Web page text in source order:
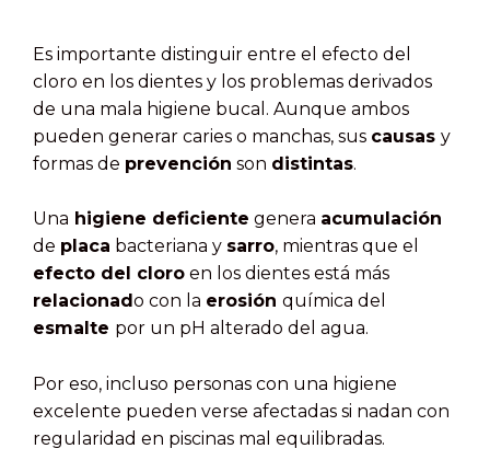
Es importante distinguir entre el efecto del
cloro en los dientes y los problemas derivados
de una mala higiene bucal. Aunque ambos
pueden generar caries o manchas, sus causas y
formas de prevención son distintas.
Una higiene deficiente genera acumulación
de placa bacteriana y sarro, mientras que el
efecto del cloro en los dientes está más
relacionad o con la erosión química del
esmalte por un pH alterado del agua.
Por eso, incluso personas con una higiene
excelente pueden verse afectadas si nadan con
regularidad en piscinas mal equilibradas.